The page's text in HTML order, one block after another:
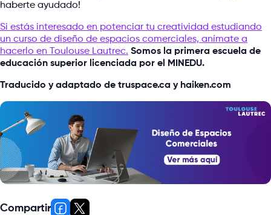
haberte ayudado!
Si estás interesado en potenciar tu creatividad estudiando
un curso de diseño de espacios comerciales, anímate a
hacerlo en Toulouse Lautrec. Somos la primera escuela de
educación superior licenciada por el MINEDU.
Traducido y adaptado de truspace.ca y haiken.com
Compartir